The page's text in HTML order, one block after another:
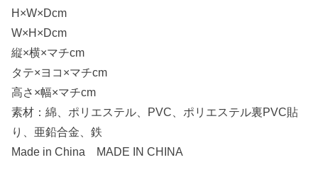
H×W×Dcm
W×H×Dcm
縦×横×マチcm
タテ×ヨコ×マチcm
高さ×幅×マチcm
素材：綿、ポリエステル、PVC、ポリエステル裏PVC貼
り、亜鉛合金、鉄
Made in China MADE IN CHINA